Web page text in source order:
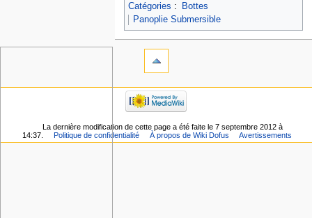
Catégories :
Bottes
Panoplie Submersible
La dernière modification de cette page a été faite le 7 septembre 2012 à
14:37.
Politique de confidentialité À propos de Wiki Dofus Avertissements